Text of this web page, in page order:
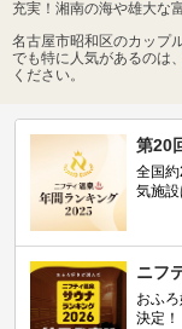
充実！湘南の海や雄大な
名古屋市昭和区のカップ
でも特に人気があるのは、
ください。
第20
全国
気施
ニフ
おふ
決定！